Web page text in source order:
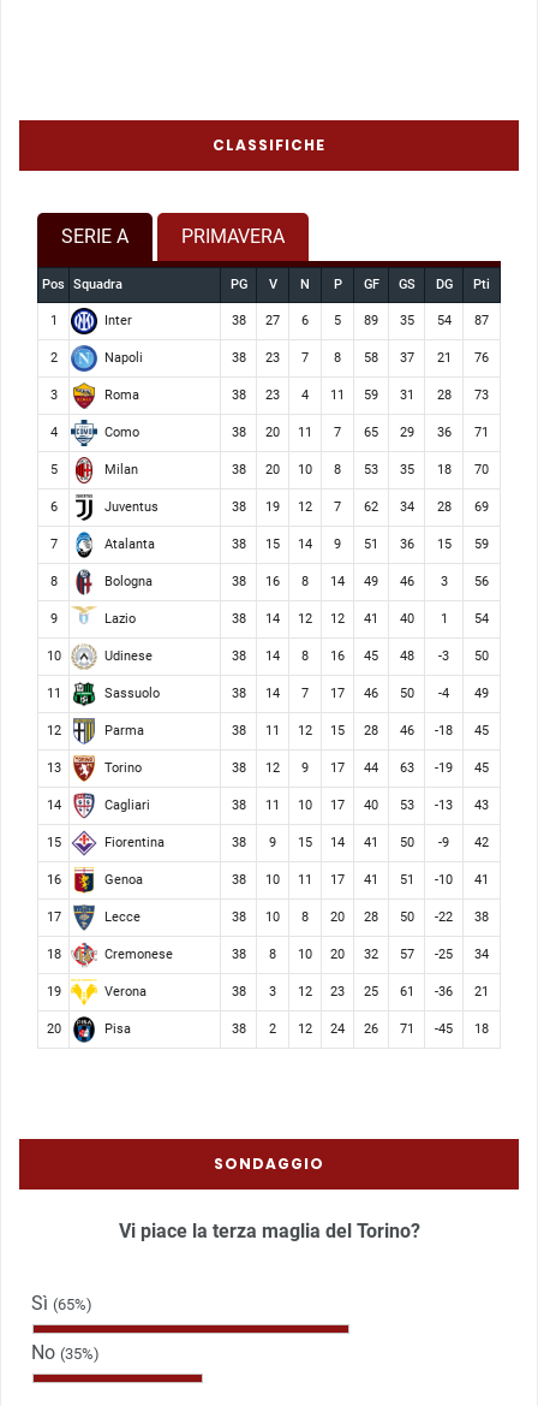
CLASSIFICHE
SERIE A PRIMAVERA
Pos Squadra PG V N P GF GS DG Pti
1 Inter 38 27 6 5 89 35 54 87
2 Napoli 38 23 7 8 58 37 21 76
3 Roma 38 23 4 11 59 31 28 73
4 Como 38 20 11 7 65 29 36 71
5 Milan 38 20 10 8 53 35 18 70
6 Juventus 38 19 12 7 62 34 28 69
7 Atalanta 38 15 14 9 51 36 15 59
8 Bologna 38 16 8 14 49 46 3 56
9 Lazio 38 14 12 12 41 40 1 54
10 Udinese 38 14 8 16 45 48 -3 50
11 Sassuolo 38 14 7 17 46 50 -4 49
12 Parma 38 11 12 15 28 46 -18 45
13 Torino 38 12 9 17 44 63 -19 45
14 Cagliari 38 11 10 17 40 53 -13 43
15 Fiorentina 38 9 15 14 41 50 -9 42
16 Genoa 38 10 11 17 41 51 -10 41
17 Lecce 38 10 8 20 28 50 -22 38
18 Cremonese 38 8 10 20 32 57 -25 34
19 Verona 38 3 12 23 25 61 -36 21
20 Pisa 38 2 12 24 26 71 -45 18
SONDAGGIO
Vi piace la terza maglia del Torino?
Sì (65%)
No (35%)